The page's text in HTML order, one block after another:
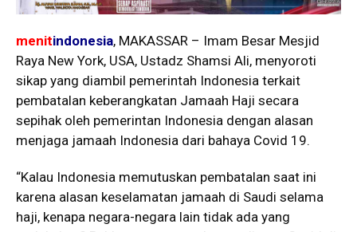
menitindonesia, MAKASSAR – Imam Besar Mesjid
Raya New York, USA, Ustadz Shamsi Ali, menyoroti
sikap yang diambil pemerintah Indonesia terkait
pembatalan keberangkatan Jamaah Haji secara
sepihak oleh pemerintan Indonesia dengan alasan
menjaga jamaah Indonesia dari bahaya Covid 19.
“Kalau Indonesia memutuskan pembatalan saat ini
karena alasan keselamatan jamaah di Saudi selama
haji, kenapa negara-negara lain tidak ada yang